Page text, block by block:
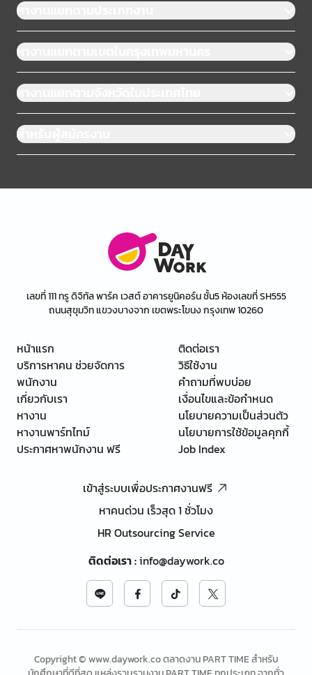
หางานแยกตามประเภทงาน
หางานแยกตามเขตในกรุงเทพมหานคร
หางานแยกตามจังหวัดในประเทศไทย
สำหรับผู้สมัครงาน
เลขที่ 111 ทรู ดิจิทัล พาร์ค เวสต์ อาคารยูนิคอร์น ชั้น5 ห้องเลขที่ SH555
ถนนสุขุมวิท แขวงบางจาก เขตพระโขนง กรุงเทพ 10260
หน้าแรก
บริการหาคน ช่วยจัดการ
พนักงาน
เกี่ยวกับเรา
หางาน
หางานพาร์ทไทม์
ประกาศหาพนักงาน ฟรี
ติดต่อเรา
วิธีใช้งาน
คำถามที่พบบ่อย
เงื่อนไขและข้อกำหนด
นโยบายความเป็นส่วนตัว
นโยบายการใช้ข้อมูลคุกกี้
Job Index
เข้าสู่ระบบเพื่อประกาศงานฟรี
หาคนด่วน เร็วสุด 1 ชั่วโมง
HR Outsourcing Service
ติดต่อเรา:info@daywork.co
Copyright © www.daywork.co ตลาดงาน PART TIME สำหรับ